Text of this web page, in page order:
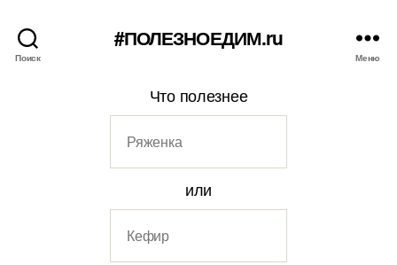
Поиск
#ПОЛЕЗНОЕДИМ.ru
Меню
Что полезнее
или